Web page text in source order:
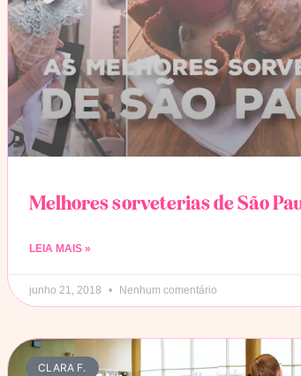
Melhores sorveterias de São
LEIA MAIS »
junho 21, 2018 Nenhum comentário
CLARA F.